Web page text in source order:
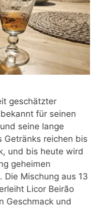
geschätzter
für seinen
seine lange
Getränks reichen bis
und bis heute wird
geheimen
Die Mischung aus 13
Licor Beirão
Geschmack und